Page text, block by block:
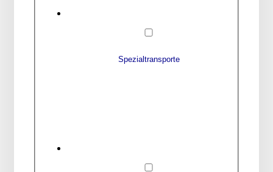
Spezialtransporte